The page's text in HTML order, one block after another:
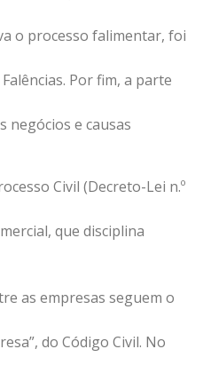
o processo falimentar, foi
Por fim, a parte
negócios e causas
Civil (Decreto-Lei n.º
que disciplina
as empresas seguem o
do Código Civil. No